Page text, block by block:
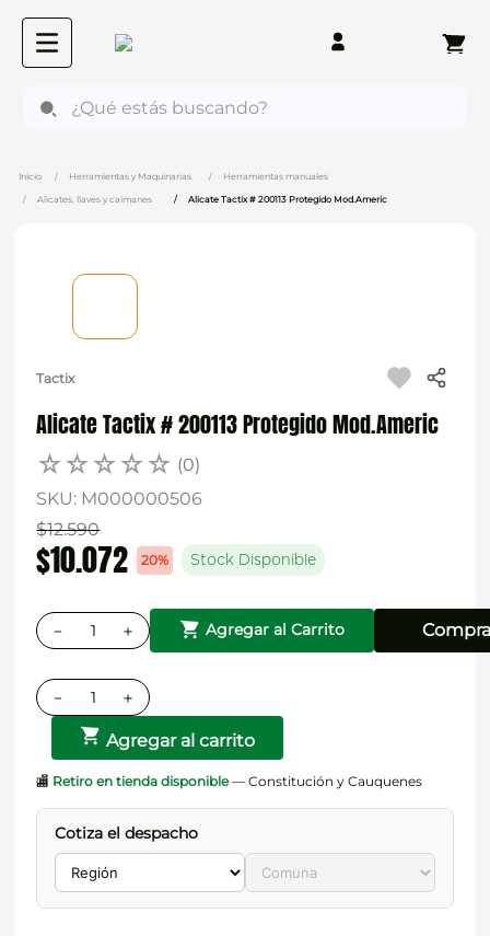
Herramientas y Maquinarias Herramientas manuales
Alicates, llaves y caimanes Alicate Tactix # 200113 Protegido Mod.Americ
Tactix
Alicate Tactix # 200113 Protegido Mod.Americ
☆☆☆☆☆ (0)
SKU: M000000506
$12.590
$10.072 20% Stock Disponible
＋
－ Agregar al Carrito
＋
－
Agregar al carrito
🏬 Retiro en tienda disponible— Constitución y Cauquenes
Cotiza el despacho